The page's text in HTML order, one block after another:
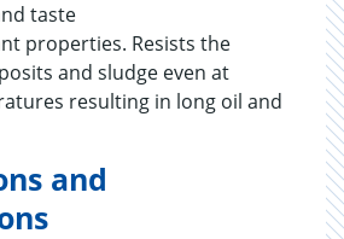
taste
properties. Resists the
and sludge even at
resulting in long oil and
and